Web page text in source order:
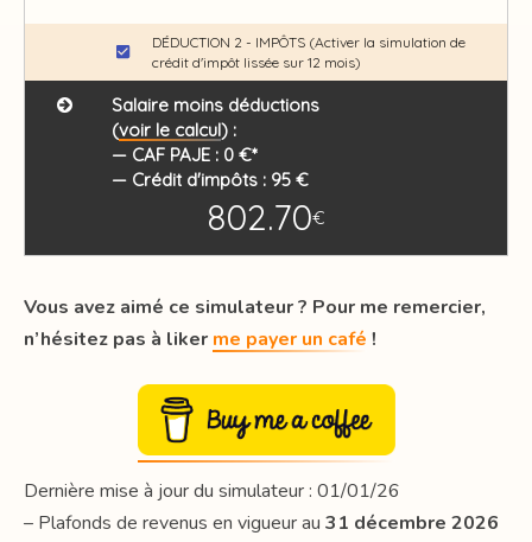
DÉDUCTION 2 - IMPÔTS (Activer la simulation de
crédit d'impôt lissée sur 12 mois)
Salaire moins déductions
(voir le calcul) :
— CAF PAJE : 0€*
— Crédit d'impôts : 95€
802.70€
Vous avez aimé ce simulateur ? Pour me remercier,
n’hésitez pas à liker me payer un café !
Dernière mise à jour du simulateur : 01/01/26
– Plafonds de revenus en vigueur au 31 décembre 2026